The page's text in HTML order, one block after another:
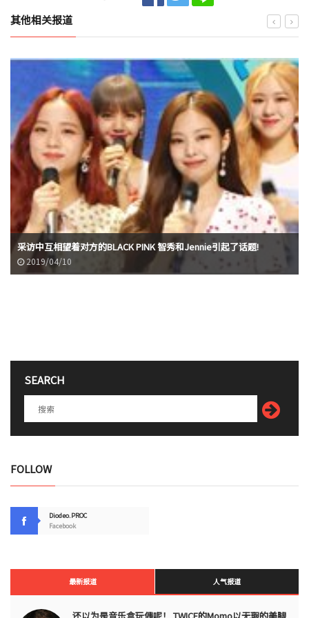
其他相关报道
采访中互相望着对方的BLACK PINK 智秀和Jennie引起了话题!
2019/04/10
SEARCH
FOLLOW
Diodeo.PROC
Facebook
最新报道 人气报道